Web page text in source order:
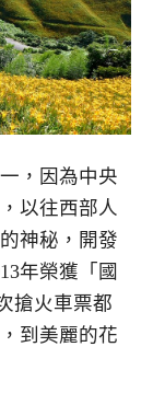
，因為中央
以往西部人
神秘，開發
年榮獲「國
搶火車票都
到美麗的花